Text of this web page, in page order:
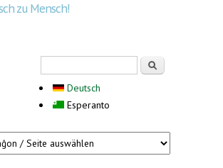
zu Mensch!
Deutsch
Esperanto